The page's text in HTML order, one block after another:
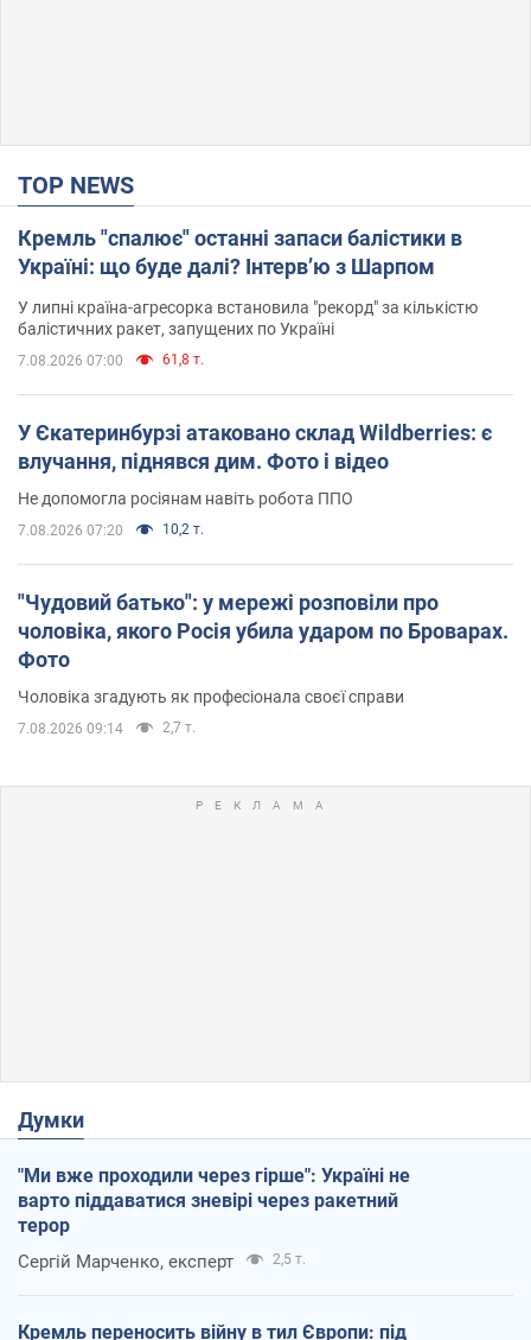
TOP NEWS
Кремль "спалює" останні запаси балістики в
Україні: що буде далі? Інтерв’ю з Шарпом
У липні країна-агресорка встановила "рекорд" за кількістю
балістичних ракет, запущених по Україні
7.08.2026 07:00 61,8 т.
У Єкатеринбурзі атаковано склад Wildberries: є
влучання, піднявся дим. Фото і відео
Не допомогла росіянам навіть робота ППО
7.08.2026 07:20 10,2 т.
"Чудовий батько": у мережі розповіли про
чоловіка, якого Росія убила ударом по Броварах.
Фото
Чоловіка згадують як професіонала своєї справи
7.08.2026 09:14 2,7 т.
Думки
"Ми вже проходили через гірше": Україні не
варто піддаватися зневірі через ракетний
терор
Сергій Марченко, експерт 2,5 т.
Кремль переносить війну в тил Європи: під